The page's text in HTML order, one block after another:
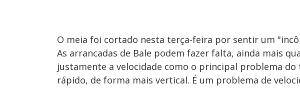
O meia foi cortado nesta terça-feira por sentir um
As arrancadas de Bale podem fazer falta, ainda mais
justamente a velocidade como o principal problema do
rápido, de forma mais vertical. É um problema de